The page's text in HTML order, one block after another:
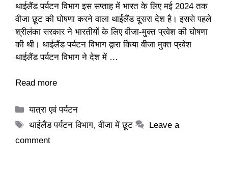
थाईलैंड पर्यटन विभाग इस सप्ताह में भारत के लिए मई 2024 तक
वीजा छूट की घोषणा करने वाला थाईलैंड दूसरा देश है। इससे पहले
श्रीलंका सरकार ने भारतीयों के लिए वीजा-मुक्त प्रवेश की घोषणा
की थी। थाईलैंड पर्यटन विभाग द्वारा किया वीजा मुक्त प्रवेश
थाईलैंड पर्यटन विभाग ने देश में …
Read more
Categories
यात्रा एवं पर्यटन
Tags
थाईलैंड पर्यटन विभाग,वीजा में छूट
Leave a
comment